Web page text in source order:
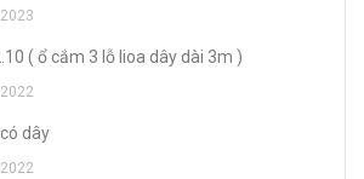
( ổ cắm 3 lỗ lioa dây dài 3m )
dây